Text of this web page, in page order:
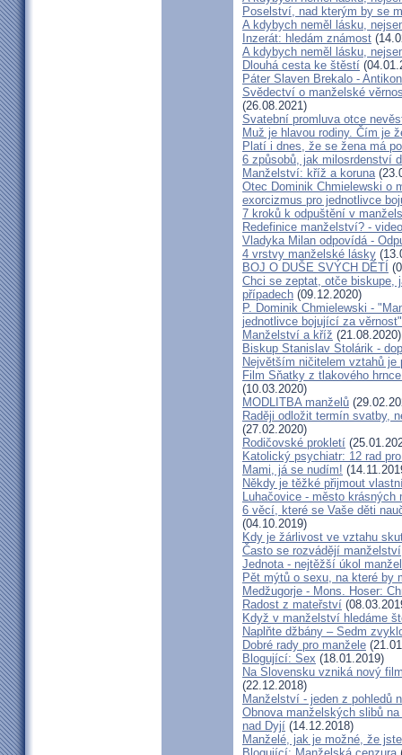
Poselství, nad kterým by se
A kdybych neměl lásku,
Inzerát: hledám známost
A kdybych neměl lásku,
Dlouhá cesta ke štěstí
Páter Slaven Brekalo -
Svědectví o manželské
(26.08.2021)
Svatební promluva otce
Muž je hlavou rodiny. Čím je
Platí i dnes, že se žena má
6 způsobů, jak milosrdenství
Manželství: kříž a koruna
Otec Dominik Chmielewski o
exorcizmus pro jednotlivce
7 kroků k odpuštění v
Redefinice manželství? - video
Vladyka Milan odpovídá -
4 vrstvy manželské lásky
BOJ O DUŠE SVÝCH DĚTÍ
Chci se zeptat, otče biskupe,
případech (09.12.2020)
P. Dominik Chmielewski -
jednotlivce bojující za věrnost"
Manželství a kříž (21.08.2020)
Biskup Stanislav Stolárik -
Největším ničitelem vztahů je
Film Sňatky z tlakového
(10.03.2020)
MODLITBA manželů
Raději odložit termín svatby,
(27.02.2020)
Rodičovské prokletí
Katolický psychiatr: 12 rad
Mami, já se nudím!
Někdy je těžké přijmout
Luhačovice - město krásných
6 věcí, které se Vaše děti
(04.10.2019)
Kdy je žárlivost ve vztahu
Často se rozvádějí
Jednota - nejtěžší úkol
Pět mýtů o sexu, na které by
Medžugorje - Mons. Hoser:
Radost z mateřství
Když v manželství hledáme
Naplňte džbány – Sedm
Dobré rady pro manžele
Blogující: Sex (18.01.2019)
Na Slovensku vzniká nový
(22.12.2018)
Manželství - jeden z pohledů
Obnova manželských slibů
nad Dyjí (14.12.2018)
Manželé, jak je možné, že